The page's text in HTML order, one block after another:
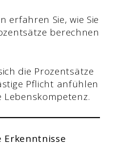
erfahren Sie, wie Sie
berechnen
die Prozentsätze
Pflicht anfühlen
Erkenntnisse